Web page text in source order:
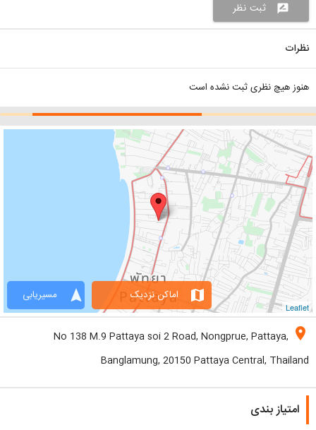
rate_review ثبت نظر
نظرات
هنوز هیچ نظری ثبت نشده است
Leaflet
navigation مسیریابی map اماکن نزدیک
location_on
No 138 M.9 Pattaya soi 2 Road, Nongprue, Pattaya,
Banglamung, 20150 Pattaya Central, Thailand
امتیاز بندی